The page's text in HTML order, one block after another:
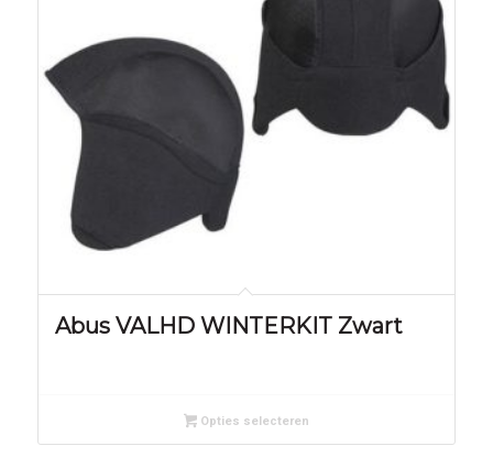
Abus VALHD WINTERKIT Zwart
Opties selecteren